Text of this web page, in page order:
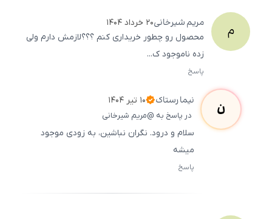
م مریمشیرخانی۲۰ خرداد ۱۴۰۴
محصول رو چطور خریداری کنم ؟؟؟لازمش دارم ولی
زده ناموجود ک...
پاسخ
ن نیمارستاک ۱۰ تیر ۱۴۰۴
در پاسخ به @مریم شیرخانی
سلام و درود. نگران نباشین، به زودی موجود
میشه
پاسخ